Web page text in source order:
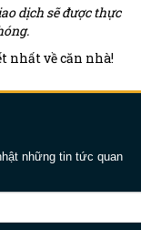
dịch sẽ được thực
nhất về căn nhà!
những tin tức quan